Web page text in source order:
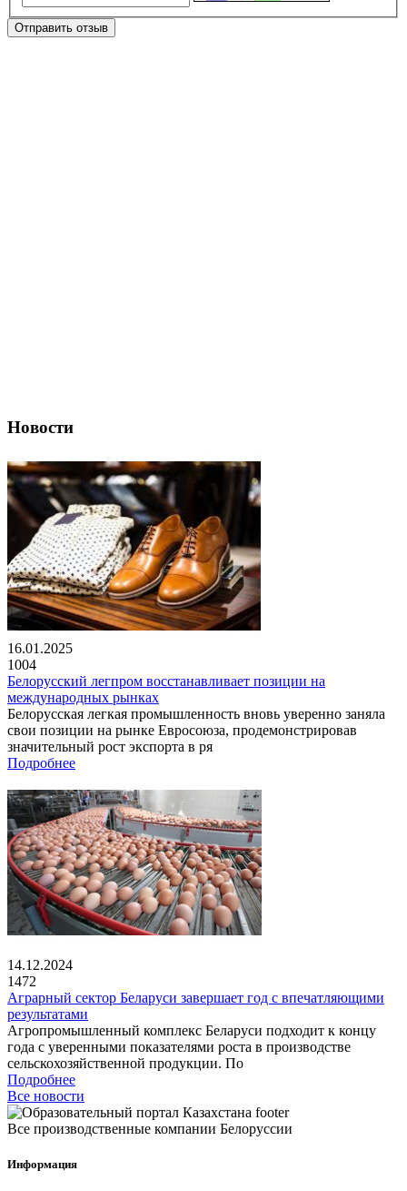
Отправить отзыв
Новости
16.01.2025
1004
Белорусский легпром восстанавливает позиции на
международных рынках
Белорусская легкая промышленность вновь уверенно заняла
свои позиции на рынке Евросоюза, продемонстрировав
значительный рост экспорта в ря
Подробнее
14.12.2024
1472
Аграрный сектор Беларуси завершает год с впечатляющими
результатами
Агропромышленный комплекс Беларуси подходит к концу
года с уверенными показателями роста в производстве
сельскохозяйственной продукции. По
Подробнее
Все новости
Все производственные компании Белоруссии
Информация